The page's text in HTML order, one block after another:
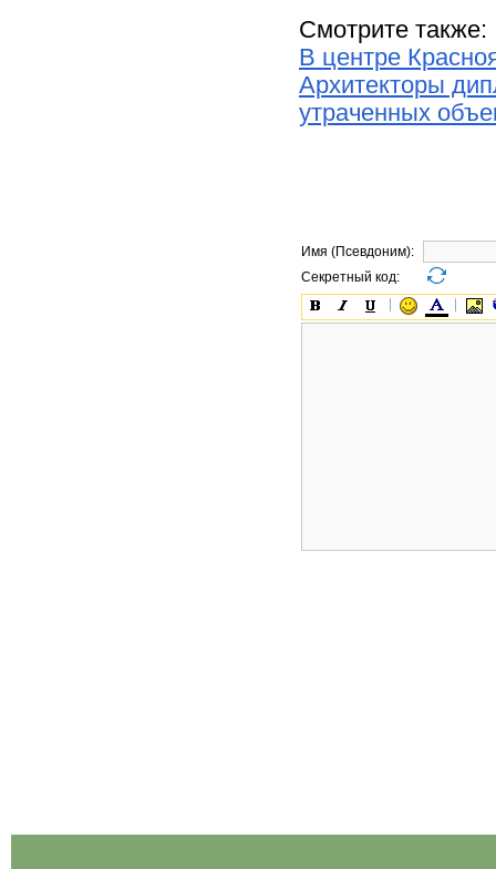
Смотрите также:
В центре
Архитекторы
утраченных
Имя (Псевдоним):
Секретный код: